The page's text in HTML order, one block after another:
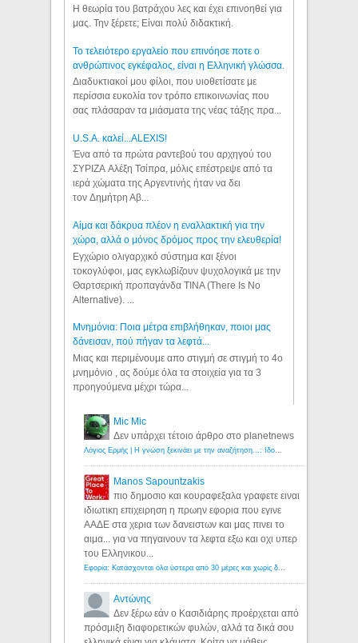
Η θεωρία του βατράχου λες και έχει επινοηθεί για
μας. Την ξέρετε; Είναι πολύ διδακτική.
Το τελειότερο εργαλείο που επινόησε ποτε ο
ανθρώπινος εγκέφαλος, είναι η Ελληνική γλώσσα.
Διαδυκτιακοί μου φίλοι, που υιοθετίσατε με
περίσσια ευκολία τον τρόπο επικοινωνίας που
σας πλάσαραν τα μιάσματα της νέας τάξης πρα...
U.S.A. καλεί...ALEXIS!
Ένα από τα πρώτα ραντεβού του αρχηγού του
ΣΥΡΙΖΑ Αλέξη Τσίπρα, μόλις επέστρεψε από τα
ιερά χώματα της Αργεντινής ήταν να δει
τον Δημήτρη Αβ...
Αίμα και δάκρυα πλέον η εναλλακτική για την
χώρα, αλλά ο μόνος δρόμος προς την ελευθερία!
Εγχώριο ολιγαρχικό σύστημα και ξένοι
τοκογλύφοι, μας εγκλωβίζουν ψυχολογικά με την
Θαρτσερική προπαγάνδα TINA (There Is No
Alternative). ...
Μνημόνια: Ποια μέτρα επιβλήθηκαν, ποιοι μας
δάνεισαν, πού πήγαν τα λεφτά...
Μιας και περιμένουμε απο στιγμή σε στιγμή το 4ο
μνημόνιο , ας δούμε όλα τα στοιχεία για τα 3
προηγούμενα μέχρι τώρα...
Mic Mic
Δεν υπάρχει τέτοιο άρθρο στο planetnews
Λόγιος Ερμής | Η γνώση ξεκινάει με την αναζήτηση...: Ιδού οι 18 που χρωστούν 11 δις ευρώ!
Manos Sapountzakis
πιο δημοσιο και κουραφεξαλα γραφετε ειναι
ιδιωτικη επιχειρηση η πρωην εφορια που εγινε
ΑΑΔΕ στα χερια των δανειστων και μας πινει το
αιμα... για να πηγαινουν τα λεφτα εξω και οχι υπερ
του Ελληνικου...
Εφορία: Κατάσχονται όλα ύστερα από 30 μέρες και χωρίς δικαστικές αποφάσεις - Λόγιος Ερμής
Αντώνης
Δεν ξέρω εάν ο Κασιδιάρης προέρχεται από
πρόσμιξη διαφορετικών φυλών, αλλά τα δικά σου